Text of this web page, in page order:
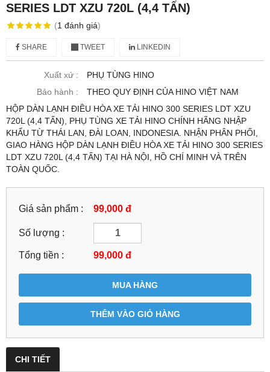
SERIES LDT XZU 720L (4,4 TẤN)
(1 đánh giá)
SHARE TWEET LINKEDIN
Xuất xứ :
PHỤ TÙNG HINO
Bảo hành :
THEO QUY ĐỊNH CỦA HINO VIỆT NAM
HỘP DÀN LẠNH ĐIỀU HÒA XE TẢI HINO 300 SERIES LDT XZU
720L (4,4 TẤN), PHỤ TÙNG XE TẢI HINO CHÍNH HÃNG NHẬP
KHẨU TỪ THÁI LAN, ĐÀI LOAN, INDONESIA. NHẬN PHÂN PHỐI,
GIAO HÀNG HỘP DÀN LẠNH ĐIỀU HÒA XE TẢI HINO 300 SERIES
LDT XZU 720L (4,4 TẤN) TẠI HÀ NỘI, HỒ CHÍ MINH VÀ TRÊN
TOÀN QUỐC.
Giá sản phẩm : 99,000 đ
Số lượng :
Tổng tiền : 99,000 đ
MUA HÀNG
THÊM VÀO GIỎ HÀNG
CHI TIẾT